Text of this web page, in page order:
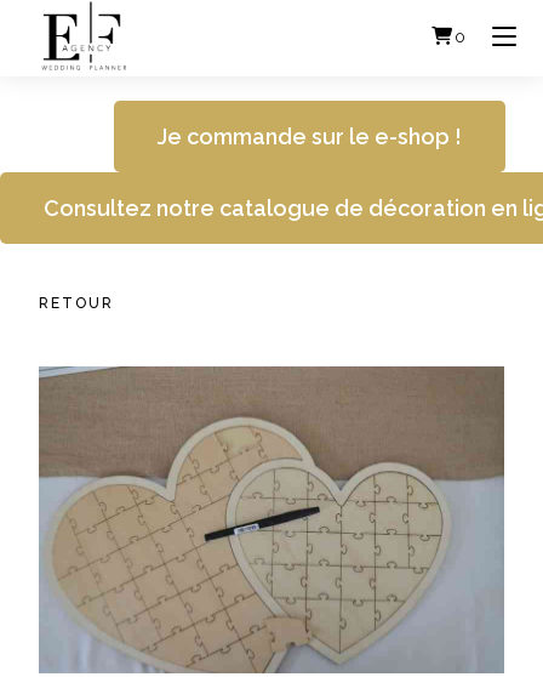
content
0
Je commande sur le e-shop !
Consultez notre catalogue de décoration en
RETOUR